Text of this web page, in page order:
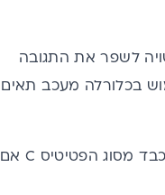
לשפר את התגובה
בכלורלה מעכב תאים
מחקר אחר הדגים כי נטילת כלורלה במינון מסוים למשך 12 שבועות מסייע בריפוי דלקת כבד מסוג הפטיטיס C אם